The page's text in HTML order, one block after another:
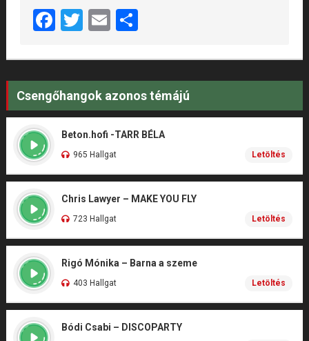
Facebook
Twitter
EmailShare
Csengőhangok azonos témájú
Beton.hofi -TARR BÉLA
965 Hallgat Letöltés
Chris Lawyer – MAKE YOU FLY
723 Hallgat Letöltés
Rigó Mónika – Barna a szeme
403 Hallgat Letöltés
Bódi Csabi – DISCOPARTY